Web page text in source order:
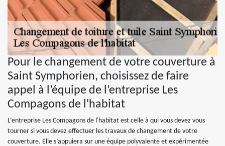
Pour le changement de votre couverture à
Saint Symphorien, choisissez de faire
appel à l’équipe de l’entreprise Les
Compagons de l'habitat
L’entreprise Les Compagons de l'habitat est celle à qui vous devez vous
tourner si vous devez effectuer les travaux de changement de votre
couverture. Elle s’appuiera sur une équipe polyvalente et expérimentée